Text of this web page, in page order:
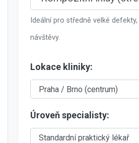
Ideální pro středně velké
návštěvy.
Lokace kliniky:
Úroveň specialisty: